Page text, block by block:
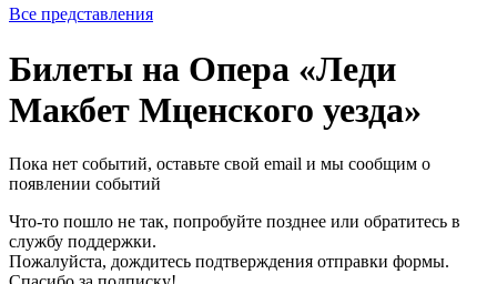
Все представления
Билеты на Опера «Леди
Макбет Мценского уезда»
Пока нет событий, оставьте свой email и мы сообщим о
появлении событий
Что-то пошло не так, попробуйте позднее или обратитесь в
службу поддержки.
Пожалуйста, дождитесь подтверждения отправки формы.